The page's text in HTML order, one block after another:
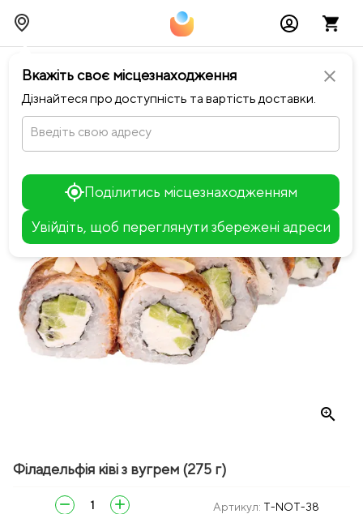
close
Вкажіть своє місцезнаходження
Дізнайтеся про доступність та вартість доставки.
Введіть свою адресу
Поділитись місцезнаходженням
Увійдіть, щоб переглянути збережені адреси
+
−
chevron_leftПовернутися до Notino Sushi-Pizza
zoom_in
Філадельфія ківі з вугрем (275 г)
remove add Артикул: T-NOT-38